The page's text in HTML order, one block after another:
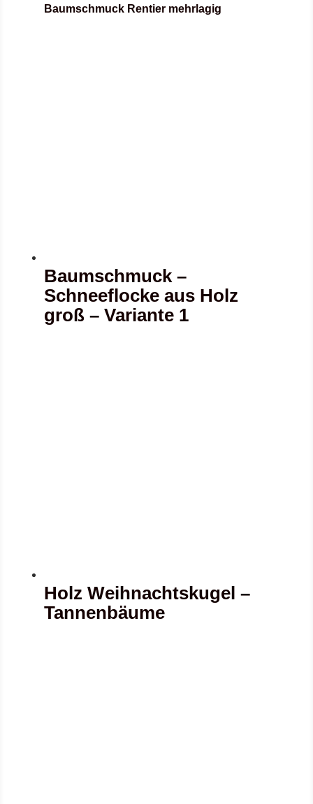
Baumschmuck Rentier mehrlagig
Baumschmuck –
Schneeflocke aus Holz
groß – Variante 1
Holz Weihnachtskugel –
Tannenbäume